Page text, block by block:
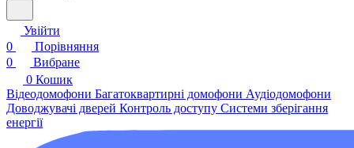
Увійти
0
Порівняння
0
Вибране
0 Кошик
Відеодомофони Багатоквартирні домофони Аудіодомофони
Доводжувачі дверей Контроль доступу Системи зберігання
енергії